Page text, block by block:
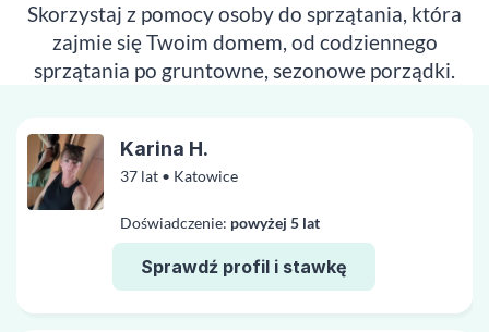
Skorzystaj z pomocy osoby do sprzątania, która
zajmie się Twoim domem, od codziennego
sprzątania po gruntowne, sezonowe porządki.
37 lat • Katowice
Doświadczenie: powyżej 5 lat
Sprawdź profil i stawkę
Karina H.